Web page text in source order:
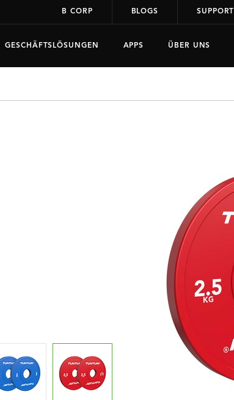
B CORP BLOGS SUPPORT
GESCHÄFTSLÖSUNGEN APPS ÜBER UNS